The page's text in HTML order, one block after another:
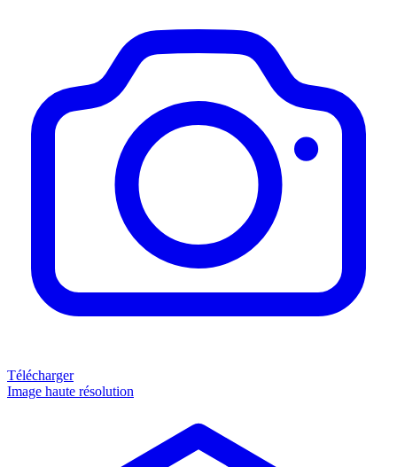
Télécharger
Image haute résolution